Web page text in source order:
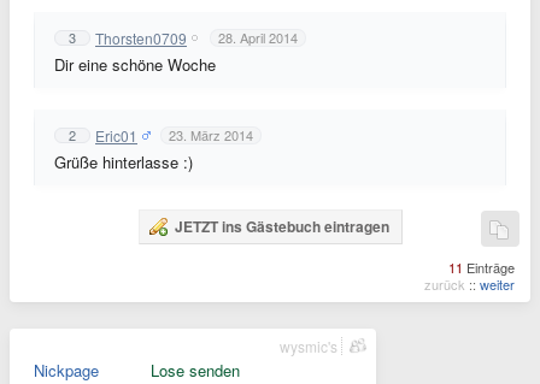
3 Thorsten0709 28. April 2014
Dir eine schöne Woche
2 Eric01 23. März 2014
Grüße hinterlasse :)
JETZT ins Gästebuch eintragen
11 Einträge
zurück :: weiter
Nickpage
Lose senden
wysmic's